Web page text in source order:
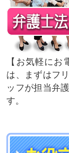
お気軽にお
は、まずはフ
ッフが担当弁
す。